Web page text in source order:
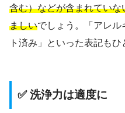
含む）などが含まれてい
ましいでしょう。「アレル
ト済み」といった表記もひ
✅ 洗浄力は適度に